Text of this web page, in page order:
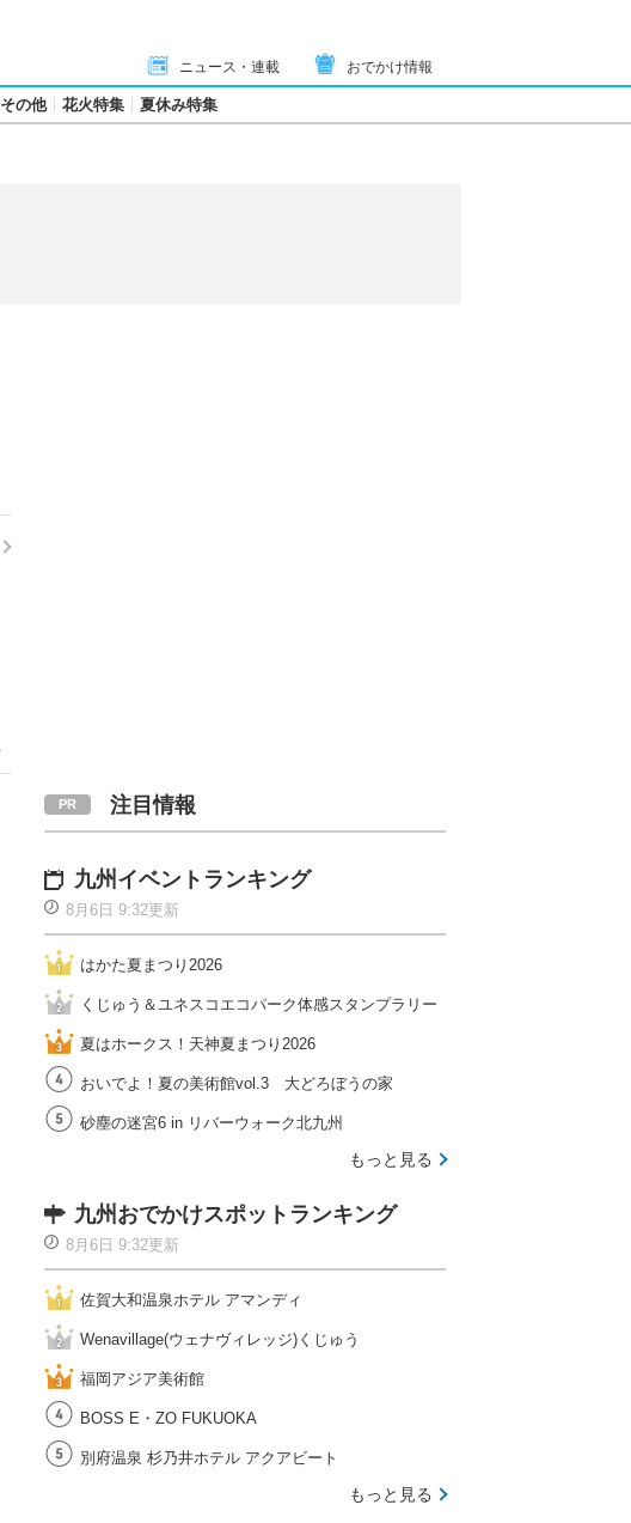
ニュース・連載 おでかけ情報
その他 花火特集 夏休み特集
注目情報
九州イベントランキング
8月6日 9:32更新
はかた夏まつり2026
くじゅう＆ユネスコエコパーク体感スタンプラリー
夏はホークス！天神夏まつり2026
おいでよ！夏の美術館vol.3 大どろぼうの家
砂塵の迷宮6 in リバーウォーク北九州
もっと見る
九州おでかけスポットランキング
8月6日 9:32更新
佐賀大和温泉ホテル アマンディ
Wenavillage(ウェナヴィレッジ)くじゅう
福岡アジア美術館
BOSS E・ZO FUKUOKA
別府温泉 杉乃井ホテル アクアビート
もっと見る